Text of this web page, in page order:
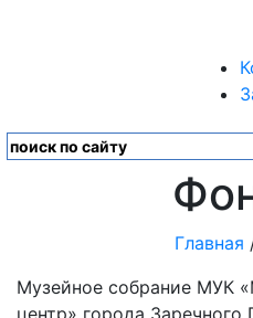
Главная
Музейное собрание МУК
центр» города Заречного